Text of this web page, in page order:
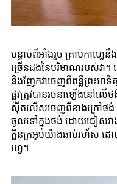
បន្ទាប់ពីអាំងរួច គ្រាប់កាហ្វេ
ច្រើនដងនៃបរិមាណរបស់វា។ ដ
និងញែកវាចេញពីពន្លឺព្រះអ
ផ្លូវត្រូវបានរចនាឡើងនៅលើ
ស៊ីតលើសចេញពីខាងក្រៅថង់
ចូលទៅក្នុងថង់ ដោយជៀសវាង
ក្លិនក្រអូបយ៉ាងឆាប់រហ័ស ដោយ
ហ្វេ។